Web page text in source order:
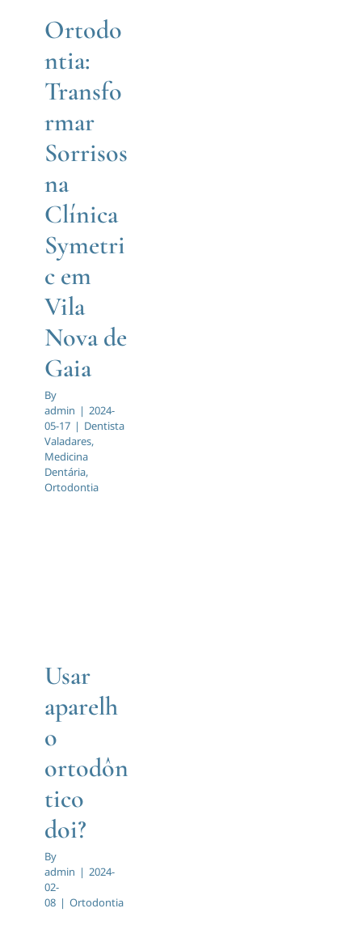
Gaia
Dentista Valadares
Medicina Dentária
Ortodontia
Ortodo
ntia:
Transfo
rmar
Sorrisos
na
Clínica
Symetri
c em
Vila
Nova de
Gaia
By
admin | 2024-
05-17 | Dentista
Valadares,
Medicina
Dentária,
Ortodontia
Ortodontia
Usar
aparelh
o
ortodôn
tico
doi?
By
admin | 2024-
02-
08 | Ortodontia